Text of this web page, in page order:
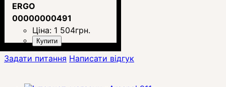
ERGO
00000000491
Ціна: 1 504грн.
Купити
Задати питання Написати відгук